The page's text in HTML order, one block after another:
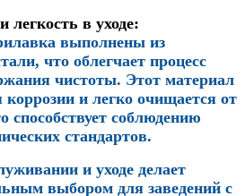
легкость в уходе:
выполнены из
что облегчает процесс
чистоты. Этот материал
коррозии и легко очищается от
способствует соблюдению
стандартов.
и уходе делает
выбором для заведений с